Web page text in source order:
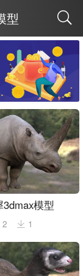
型
模型
2 1
取消